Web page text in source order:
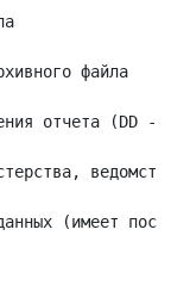
файла
отчета (DD -
(имеет